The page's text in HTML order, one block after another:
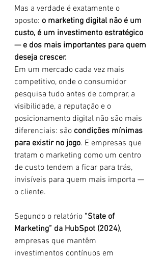
Mas a verdade é exatamente o
oposto: o marketing digital não é um
custo, é um investimento estratégico
— e dos mais importantes para quem
deseja crescer.
Em um mercado cada vez mais
competitivo, onde o consumidor
pesquisa tudo antes de comprar, a
visibilidade, a reputação e o
posicionamento digital não são mais
diferenciais: são condições mínimas
para existir no jogo. E empresas que
tratam o marketing como um centro
de custo tendem a ficar para trás,
invisíveis para quem mais importa —
o cliente.
Segundo o relatório “State of
Marketing” da HubSpot (2024),
empresas que mantêm
investimentos contínuos em